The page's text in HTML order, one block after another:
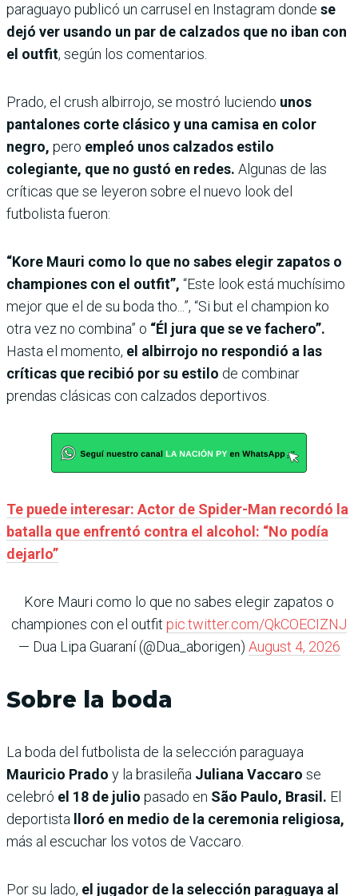
paraguayo publicó un carrusel en Instagram donde se
dejó ver usando un par de calzados que no iban con
el outfit, según los comentarios.
Prado, el crush albirrojo, se mostró luciendo unos
pantalones corte clásico y una camisa en color
negro, pero empleó unos calzados estilo
colegiante, que no gustó en redes. Algunas de las
críticas que se leyeron sobre el nuevo look del
futbolista fueron:
“Kore Mauri como lo que no sabes elegir zapatos o
championes con el outfit”, “Este look está muchísimo
mejor que el de su boda tho...”, “Si but el champion ko
otra vez no combina” o “Él jura que se ve fachero”.
Hasta el momento, el albirrojo no respondió a las
críticas que recibió por su estilo de combinar
prendas clásicas con calzados deportivos.
Te puede interesar: Actor de Spider-Man recordó la
batalla que enfrentó contra el alcohol: “No podía
dejarlo”
Kore Mauri como lo que no sabes elegir zapatos o
championes con el outfit pic.twitter.com/QkCOECIZNJ
— Dua Lipa Guaraní (@Dua_aborigen) August 4, 2026
Sobre la boda
La boda del futbolista de la selección paraguaya
Mauricio Prado y la brasileña Juliana Vaccaro se
celebró el 18 de julio pasado en São Paulo, Brasil. El
deportista
lloró en medio de la ceremonia religiosa,
más al escuchar los votos de Vaccaro.
Por su lado, el jugador de la selección paraguaya al